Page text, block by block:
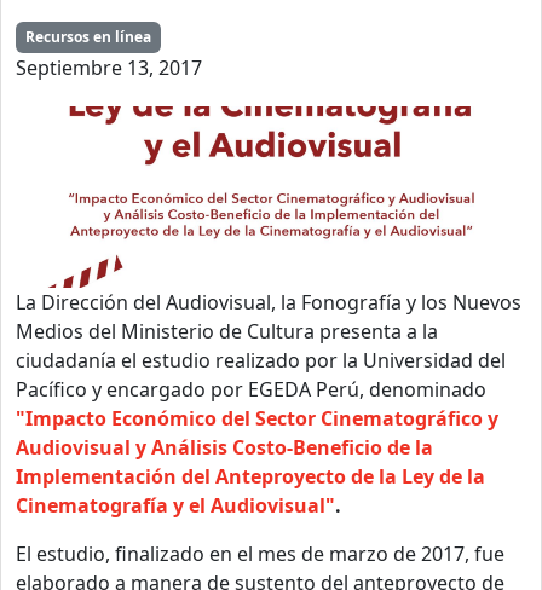
Recursos en línea
Septiembre 13, 2017
La Dirección del Audiovisual, la Fonografía y los Nuevos
Medios del Ministerio de Cultura presenta a la
ciudadanía el estudio realizado por la Universidad del
Pacífico y encargado por EGEDA Perú, denominado
"Impacto Económico del Sector Cinematográfico y
Audiovisual y Análisis Costo-Beneficio de la
Implementación del Anteproyecto de la Ley de la
Cinematografía y el Audiovisual".
El estudio, finalizado en el mes de marzo de 2017, fue
elaborado a manera de sustento del anteproyecto de